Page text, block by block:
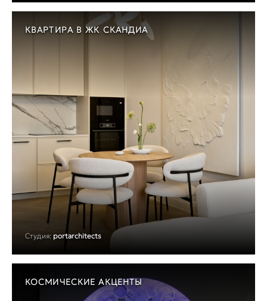
КВАРТИРА В ЖК СКАНДИА
Студия: portarchitects
КОСМИЧЕСКИЕ АКЦЕНТЫ